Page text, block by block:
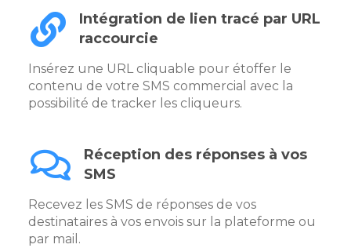
Intégration de lien tracé par URL
raccourcie
Insérez une URL cliquable pour étoffer le
contenu de votre SMS commercial avec la
possibilité de tracker les cliqueurs.
Réception des réponses à vos
SMS
Recevez les SMS de réponses de vos
destinataires à vos envois sur la plateforme ou
par mail.